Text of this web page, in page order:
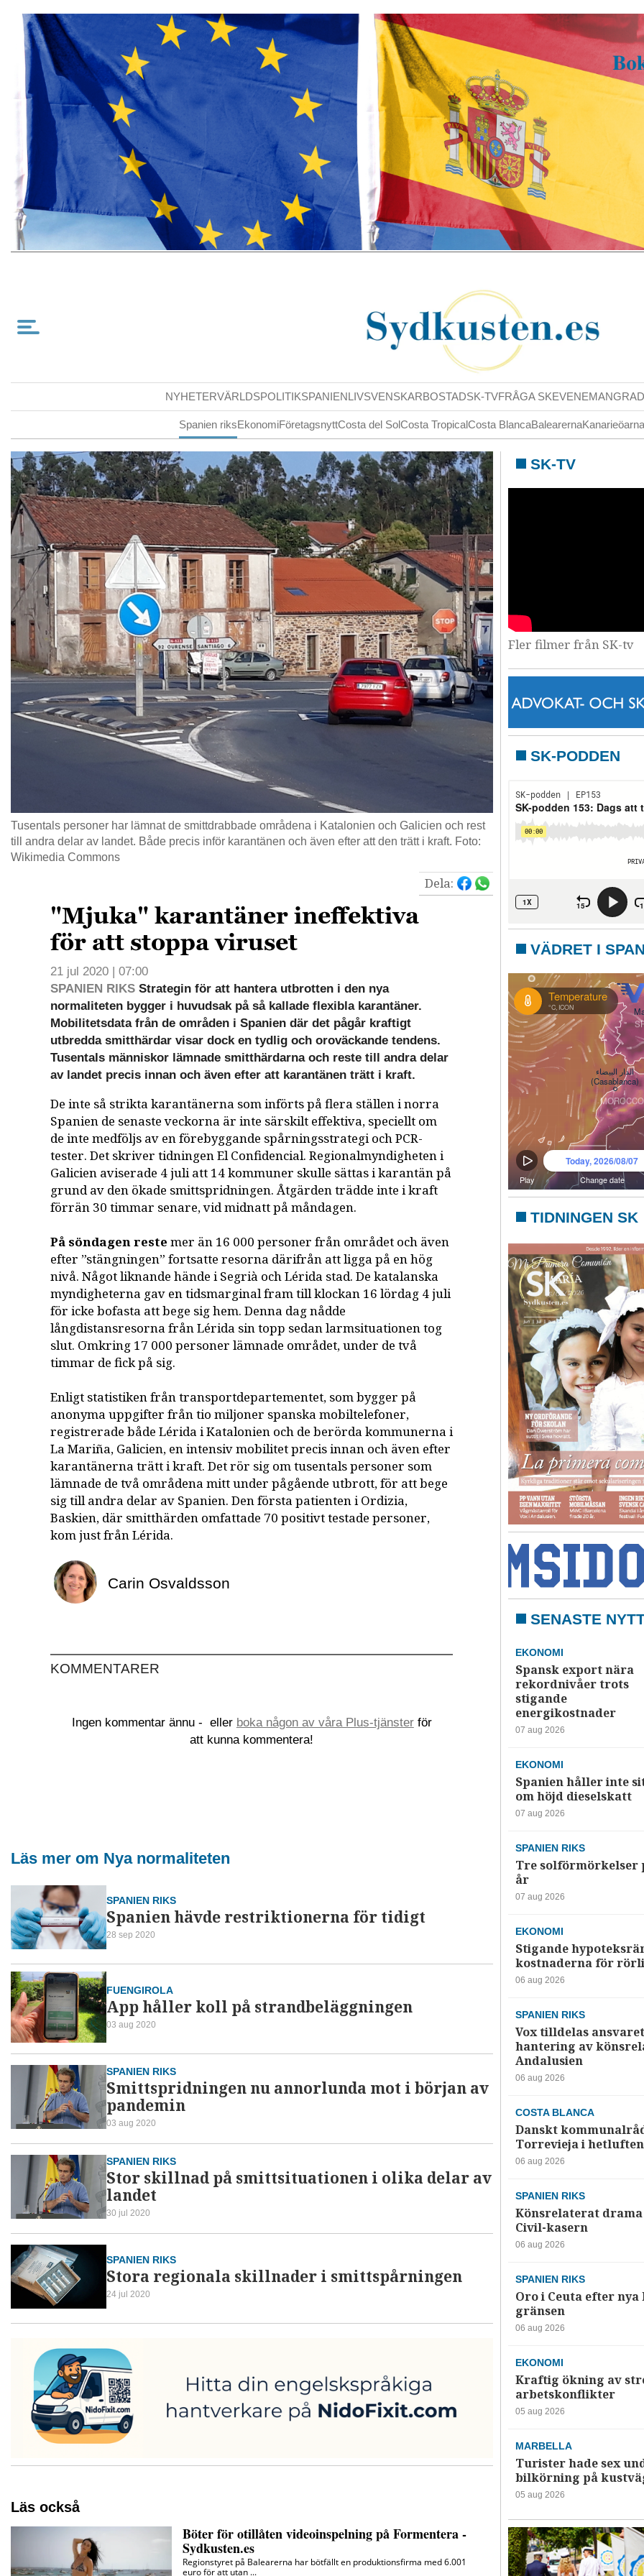
NYHETERVÄRLDSPOLITIKSPANIENLIVSVENSKARBOSTADSK-TVFRÅGA SKEVENEMANG
Spanien riksEkonomiFöretagsnyttCosta del SolCosta TropicalCosta BlancaBalearerna
Tusentals personer har lämnat de smittdrabbade områdena i Katalonien och Galicien och rest
till andra delar av landet. Både precis inför karantänen och även efter att den trätt i kraft. Foto:
Wikimedia Commons
Dela:
"Mjuka" karantäner ineffektiva
för att stoppa viruset
21 jul 2020 | 07:00
SPANIEN RIKS Strategin för att hantera utbrotten i den nya
normaliteten bygger i huvudsak på så kallade flexibla karantäner.
Mobilitetsdata från de områden i Spanien där det pågår kraftigt
utbredda smitthärdar visar dock en tydlig och oroväckande tendens.
Tusentals människor lämnade smitthärdarna och reste till andra delar
av landet precis innan och även efter att karantänen trätt i kraft.
De inte så strikta karantänerna som införts på flera ställen i norra
Spanien de senaste veckorna är inte särskilt effektiva, speciellt om
de inte medföljs av en förebyggande spårningsstrategi och PCR-
tester. Det skriver tidningen El Confidencial. Regionalmyndigheten i
Galicien aviserade 4 juli att 14 kommuner skulle sättas i karantän på
grund av den ökade smittspridningen. Åtgärden trädde inte i kraft
förrän 30 timmar senare, vid midnatt på måndagen.
På söndagen reste mer än 16 000 personer från området och även
efter ”stängningen” fortsatte resorna därifrån att ligga på en hög
nivå. Något liknande hände i Segrià och Lérida stad. De katalanska
myndigheterna gav en tidsmarginal fram till klockan 16 lördag 4 juli
för icke bofasta att bege sig hem. Denna dag nådde
långdistansresorna från Lérida sin topp sedan larmsituationen tog
slut. Omkring 17 000 personer lämnade området, under de två
timmar de fick på sig.
Enligt statistiken från transportdepartementet, som bygger på
anonyma uppgifter från tio miljoner spanska mobiltelefoner,
registrerade både Lérida i Katalonien och de berörda kommunerna i
La Mariña, Galicien, en intensiv mobilitet precis innan och även efter
karantänerna trätt i kraft. Det rör sig om tusentals personer som
lämnade de två områdena mitt under pågående utbrott, för att bege
sig till andra delar av Spanien. Den första patienten i Ordizia,
Baskien, där smitthärden omfattade 70 positivt testade personer,
kom just från Lérida.
Carin Osvaldsson
KOMMENTARER
Ingen kommentar ännu - eller boka någon av våra Plus-tjänsterför
att kunna kommentera!
Läs mer om Nya normaliteten
SPANIEN RIKS
Spanien hävde restriktionerna för tidigt
28 sep 2020
FUENGIROLA
App håller koll på strandbeläggningen
03 aug 2020
SPANIEN RIKS
Smittspridningen nu annorlunda mot i början av
pandemin
03 aug 2020
SPANIEN RIKS
Stor skillnad på smittsituationen i olika delar av
landet
30 jul 2020
SPANIEN RIKS
Stora regionala skillnader i smittspårningen
24 jul 2020
SK-TV
Fler filmer från SK-tv
SK-PODDEN
VÄDRET I
TIDNINGEN SK
SENASTE
EKONOMI
Spansk export nära
rekordnivåer trots
stigande
energikostnader
07 aug 2026
EKONOMI
Spanien håller inte
om höjd dieselskatt
07 aug 2026
SPANIEN RIKS
Tre solförmörkelser
år
07 aug 2026
EKONOMI
Stigande
kostnaderna för
06 aug 2026
SPANIEN RIKS
Vox tilldelas
hantering av
Andalusien
06 aug 2026
COSTA BLANCA
Danskt
Torrevieja i hetluften
06 aug 2026
SPANIEN RIKS
Könsrelaterat
Civil-kasern
06 aug 2026
SPANIEN RIKS
Oro i Ceuta efter
gränsen
06 aug 2026
EKONOMI
Kraftig ökning av
arbetskonflikter
05 aug 2026
MARBELLA
Turister hade sex
bilkörning på
05 aug 2026